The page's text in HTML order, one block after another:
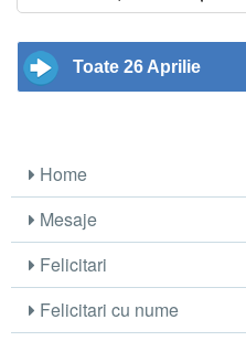
Toate 26 Aprilie
Home
Mesaje
Felicitari
Felicitari cu nume